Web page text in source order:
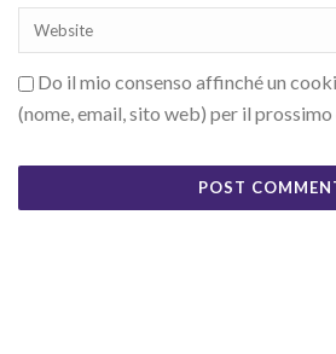
Do il mio consenso affinché un
(nome, email, sito web) per il